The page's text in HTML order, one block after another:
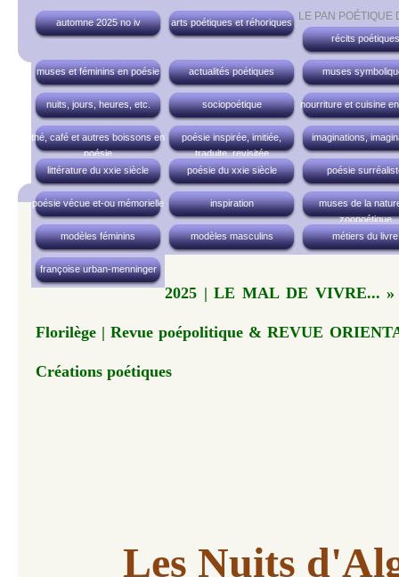
LE PAN POÉTIQUE
automne 2025 no iv
arts poétiques et réhoriques
récits poétiques
muses et féminins en poésie actualités poétiques muses
nuits, jours, heures, etc. sociopoétique nourriture et cuisine
thé, café et autres boissons en
poésie
poésie inspirée, imitiée,
traduite, revisitée
imaginations,
littérature du xxie siècle poésie du xxie siècle poésie
poésie vécue et-ou mémorielle inspiration
muses de la
zoopoétique
modèles féminins
modèles masculins métiers du livre
françoise urban-menninger
2025 | LE MAL DE VIVRE... »
Florilège | Revue poépolitique & REVUE
Créations poétiques
Les Nuits